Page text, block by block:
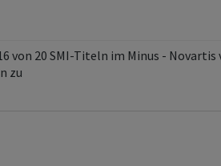
von 20 SMI-Titeln im Minus - Novartis
zu